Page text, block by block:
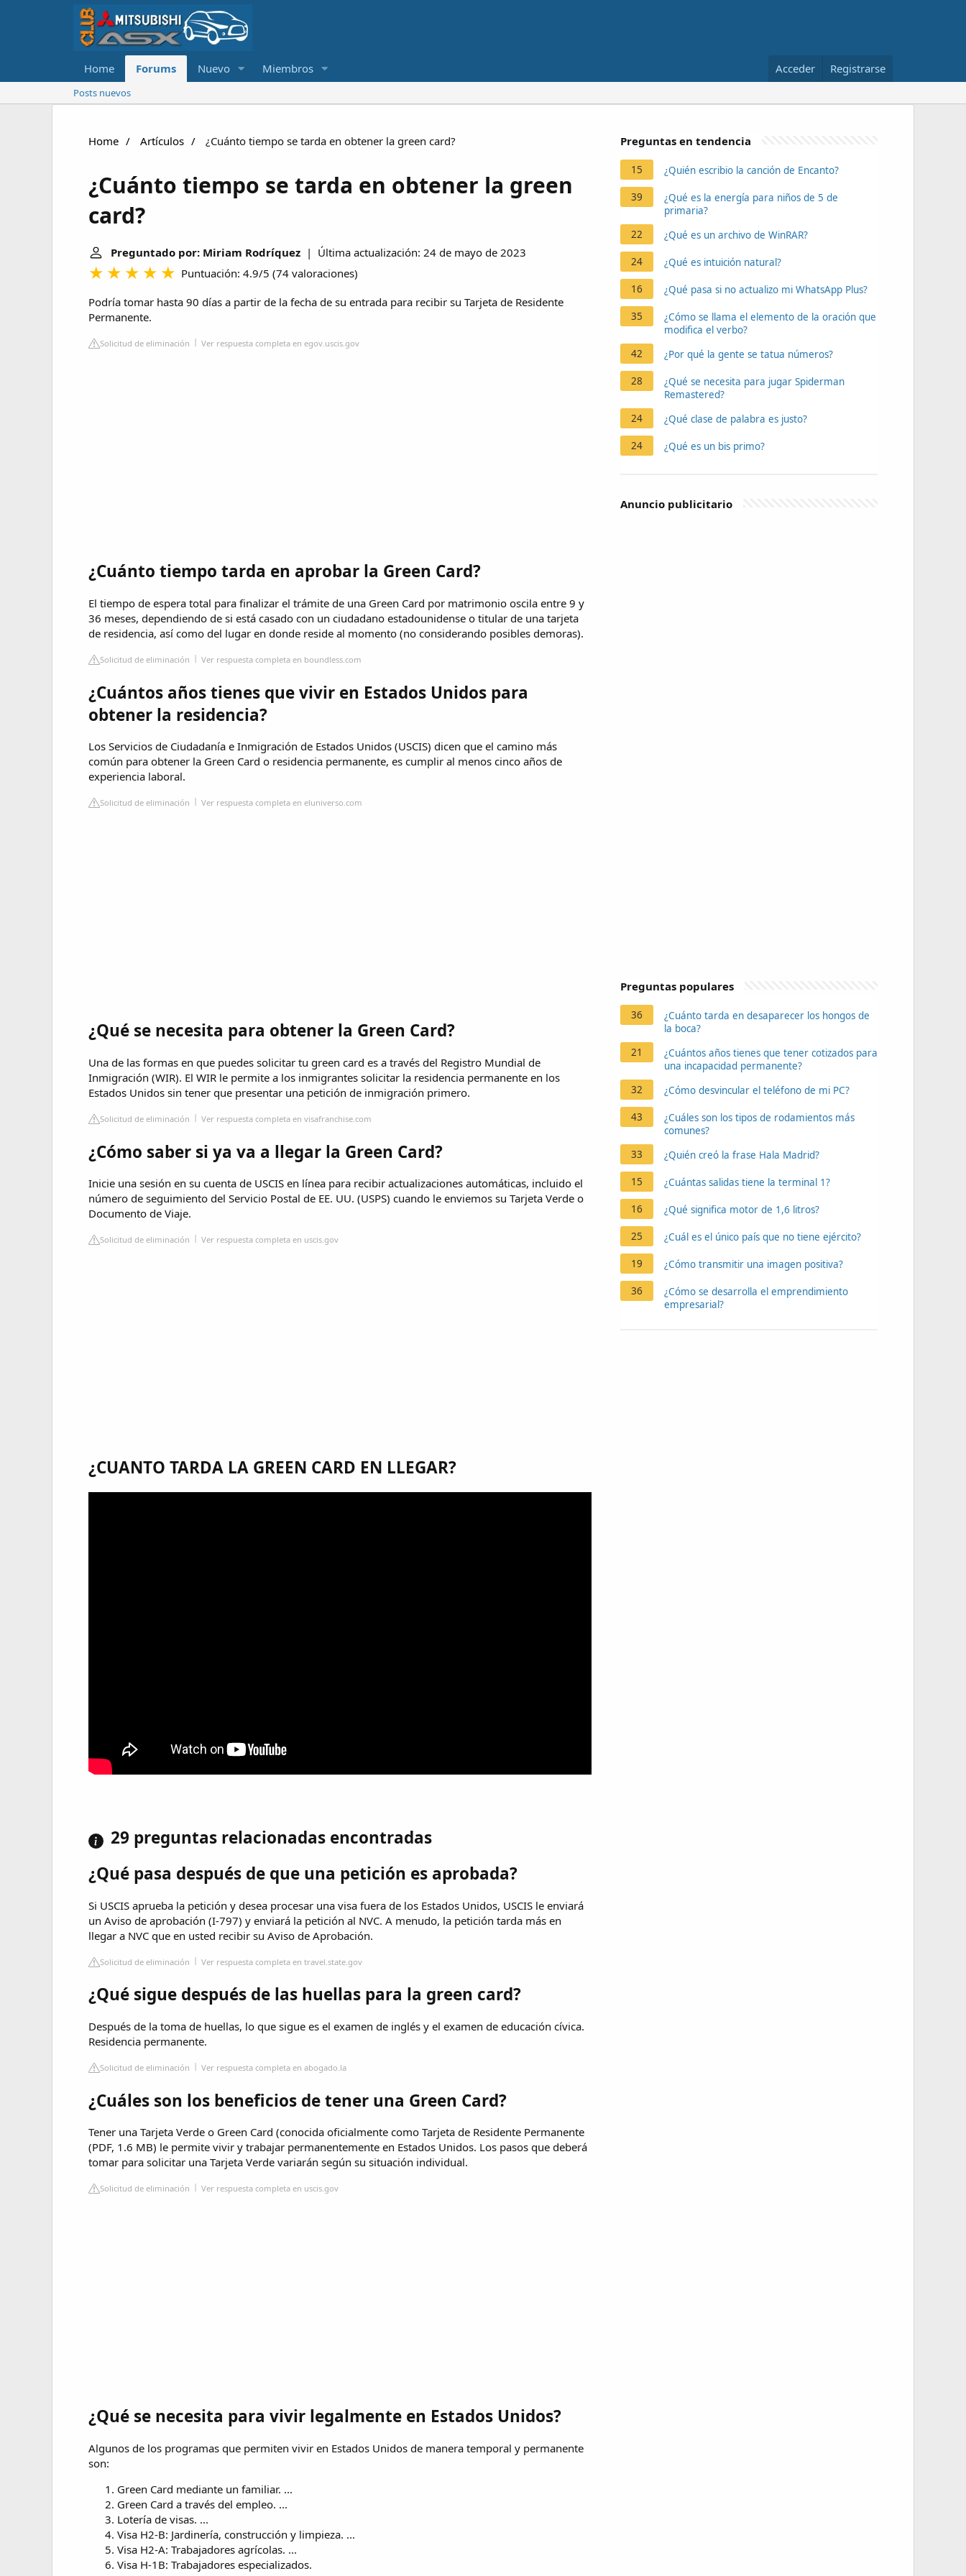
Home Forums Nuevo Miembros Acceder Registrarse
Posts nuevos
Home Artículos ¿Cuánto tiempo se tarda en obtener la green card?
¿Cuánto tiempo se tarda en obtener la green
card?
Preguntado por: Miriam Rodríquez | Última actualización: 24 de mayo de 2023
Puntuación: 4.9/5 (74 valoraciones)
Podría tomar hasta 90 días a partir de la fecha de su entrada para recibir su Tarjeta de Residente
Permanente.
Solicitud de eliminación Ver respuesta completa en egov.uscis.gov
¿Cuánto tiempo tarda en aprobar la Green Card?
El tiempo de espera total para finalizar el trámite de una Green Card por matrimonio oscila entre 9 y
36 meses, dependiendo de si está casado con un ciudadano estadounidense o titular de una tarjeta
de residencia, así como del lugar en donde reside al momento (no considerando posibles demoras).
Solicitud de eliminación Ver respuesta completa en boundless.com
¿Cuántos años tienes que vivir en Estados Unidos para
obtener la residencia?
Los Servicios de Ciudadanía e Inmigración de Estados Unidos (USCIS) dicen que el camino más
común para obtener la Green Card o residencia permanente, es cumplir al menos cinco años de
experiencia laboral.
Solicitud de eliminación Ver respuesta completa en eluniverso.com
¿Qué se necesita para obtener la Green Card?
Una de las formas en que puedes solicitar tu green card es a través del Registro Mundial de
Inmigración (WIR). El WIR le permite a los inmigrantes solicitar la residencia permanente en los
Estados Unidos sin tener que presentar una petición de inmigración primero.
Solicitud de eliminación Ver respuesta completa en visafranchise.com
¿Cómo saber si ya va a llegar la Green Card?
Inicie una sesión en su cuenta de USCIS en línea para recibir actualizaciones automáticas, incluido el
número de seguimiento del Servicio Postal de EE. UU. (USPS) cuando le enviemos su Tarjeta Verde o
Documento de Viaje.
Solicitud de eliminación Ver respuesta completa en uscis.gov
¿CUANTO TARDA LA GREEN CARD EN LLEGAR?
29 preguntas relacionadas encontradas
¿Qué pasa después de que una petición es aprobada?
Si USCIS aprueba la petición y desea procesar una visa fuera de los Estados Unidos, USCIS le enviará
un Aviso de aprobación (I-797) y enviará la petición al NVC. A menudo, la petición tarda más en
llegar a NVC que en usted recibir su Aviso de Aprobación.
Solicitud de eliminación Ver respuesta completa en travel.state.gov
¿Qué sigue después de las huellas para la green card?
Después de la toma de huellas, lo que sigue es el examen de inglés y el examen de educación cívica.
Residencia permanente.
Solicitud de eliminación Ver respuesta completa en abogado.la
¿Cuáles son los beneficios de tener una Green Card?
Tener una Tarjeta Verde o Green Card (conocida oficialmente como Tarjeta de Residente Permanente
(PDF, 1.6 MB) le permite vivir y trabajar permanentemente en Estados Unidos. Los pasos que deberá
tomar para solicitar una Tarjeta Verde variarán según su situación individual.
Solicitud de eliminación Ver respuesta completa en uscis.gov
¿Qué se necesita para vivir legalmente en Estados Unidos?
Algunos de los programas que permiten vivir en Estados Unidos de manera temporal y permanente
son:
Green Card mediante un familiar. ...
Green Card a través del empleo. ...
Lotería de visas. ...
Visa H2-B: Jardinería, construcción y limpieza. ...
Visa H2-A: Trabajadores agrícolas. ...
Visa H-1B: Trabajadores especializados.
Preguntas en tendencia
15 ¿Quién escribio la canción de Encanto?
39
¿Qué es la energía para niños de 5 de
primaria?
22
¿Qué es un archivo de WinRAR?
24 ¿Qué es intuición natural?
16 ¿Qué pasa si no actualizo mi WhatsApp Plus?
35
¿Cómo se llama el elemento de la oración que
modifica el verbo?
42
¿Por qué la gente se tatua números?
28
¿Qué se necesita para jugar Spiderman
Remastered?
24
¿Qué clase de palabra es justo?
24 ¿Qué es un bis primo?
Anuncio publicitario
Preguntas populares
36
¿Cuánto tarda en desaparecer los hongos de
la boca?
21
¿Cuántos años tienes que tener cotizados para
una incapacidad permanente?
32
¿Cómo desvincular el teléfono de mi PC?
43
¿Cuáles son los tipos de rodamientos más
comunes?
33
¿Quién creó la frase Hala Madrid?
15 ¿Cuántas salidas tiene la terminal 1?
16 ¿Qué significa motor de 1,6 litros?
25 ¿Cuál es el único país que no tiene ejército?
19 ¿Cómo transmitir una imagen positiva?
36
¿Cómo se desarrolla el emprendimiento
empresarial?